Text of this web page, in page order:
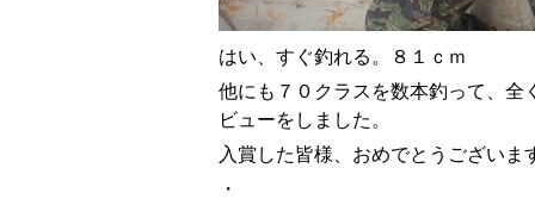
はい、すぐ釣れる。８１ｃｍ
他にも７０クラスを数本釣って、
ビューをしました。
入賞した皆様、おめでとうございま
・